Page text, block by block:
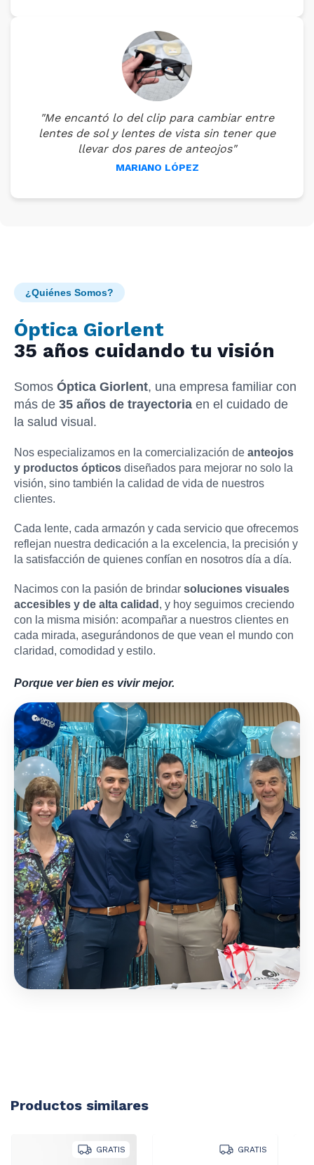
"Me encantó lo del clip para cambiar entre
lentes de sol y lentes de vista sin tener que
llevar dos pares de anteojos"
MARIANO LÓPEZ
¿Quiénes Somos?
Óptica Giorlent
35 años cuidando tu visión
Somos Óptica Giorlent, una empresa familiar con
más de 35 años de trayectoria en el cuidado de
la salud visual.
Nos especializamos en la comercialización de anteojos
y productos ópticos diseñados para mejorar no solo la
visión, sino también la calidad de vida de nuestros
clientes.
Cada lente, cada armazón y cada servicio que ofrecemos
reflejan nuestra dedicación a la excelencia, la precisión y
la satisfacción de quienes confían en nosotros día a día.
Nacimos con la pasión de brindar soluciones visuales
accesibles y de alta calidad , y hoy seguimos creciendo
con la misma misión: acompañar a nuestros clientes en
cada mirada, asegurándonos de que vean el mundo con
claridad, comodidad y estilo.
Porque ver bien es vivir mejor.
Productos similares
GRATIS GRATIS